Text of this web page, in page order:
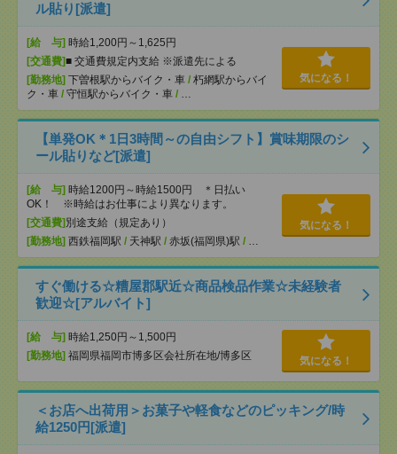
ル貼り[派遣]
[給 与] 時給1,200円～1,625円
[交通費]■ 交通費規定内支給 ※派遣先による
[勤務地] 下曽根駅からバイク・車 / 朽網駅からバイ
ク・車 / 守恒駅からバイク・車 / …
気になる！
【単発OK＊1日3時間～の自由シフト】賞味期限のシ
ール貼りなど[派遣]
[給 与] 時給1200円～時給1500円 ＊日払い
OK！ ※時給はお仕事により異なります。
[交通費] 別途支給（規定あり）
[勤務地] 西鉄福岡駅 / 天神駅 / 赤坂(福岡県)駅 / …
気になる！
すぐ働ける☆糟屋郡駅近☆商品検品作業☆未経験者
歓迎☆[アルバイト]
[給 与] 時給1,250円～1,500円
[勤務地] 福岡県福岡市博多区会社所在地/博多区 気になる！
＜お店へ出荷用＞お菓子や軽食などのピッキング/時
給1250円[派遣]